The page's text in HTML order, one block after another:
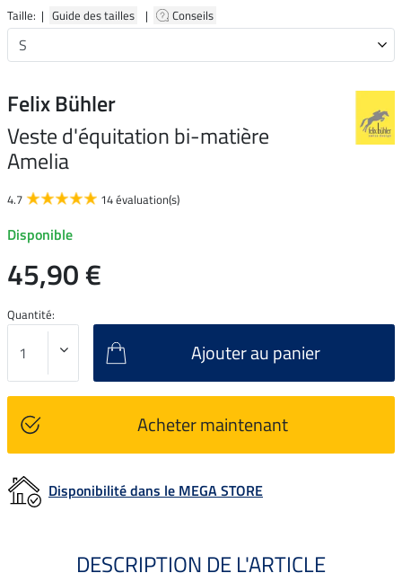
Taille: | Guide des tailles | Conseils
Felix Bühler
Veste d'équitation bi-matière
Amelia
4.7 14 évaluation(s)
Disponible
45,90 €
Quantité:
Ajouter au panier
Acheter maintenant
Disponibilité dans le MEGA STORE
DESCRIPTION DE L'ARTICLE